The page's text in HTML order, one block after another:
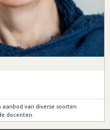
aanbod van diverse soorten
docenten.